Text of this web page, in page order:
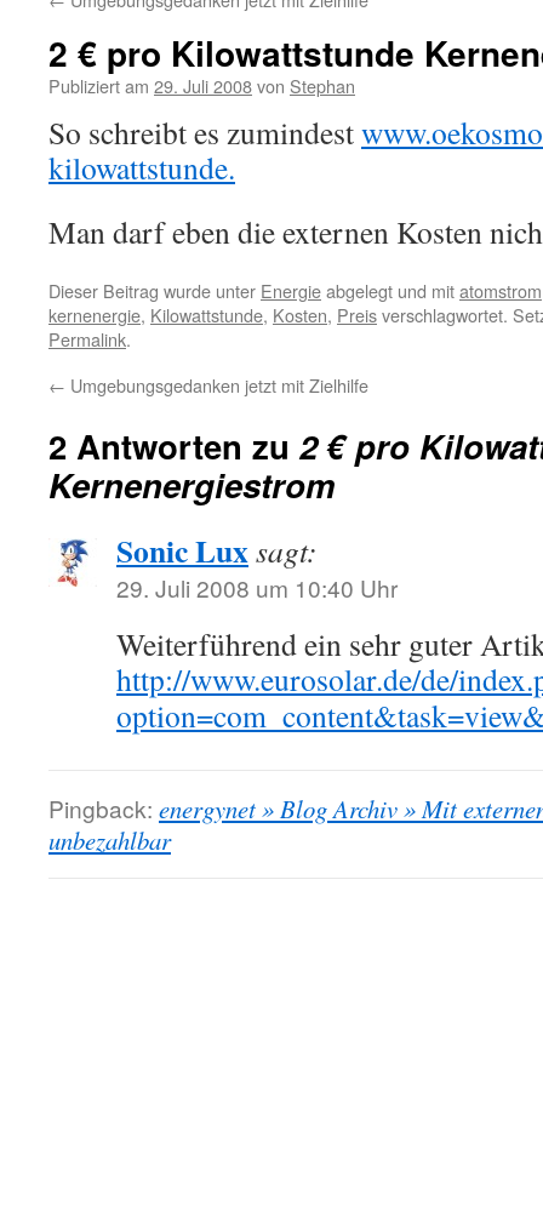
2 € pro Kilowattstunde
Publiziert am 29. Juli 2008von Stephan
So schreibt es zumindest
kilowattstunde.
Man darf eben die externen Kosten
Dieser Beitrag wurde unter Energieabgelegt und mitatomstrom
kernenergie, Kilowattstunde, Kosten, Preisverschlagwortet.
Permalink.
← Umgebungsgedanken jetzt mit Zielhilfe
2 Antworten zu2 € pro
Kernenergiestrom
Sonic Luxsagt:
29. Juli 2008 um 10:40 Uhr
Weiterführend ein sehr guter
http://www.eurosolar.de/de/
Pingback: energynet » Blog Archiv » Mit
unbezahlbar